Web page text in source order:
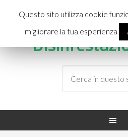
INFO LINE:
Questo sito utilizza cookie
migliorare la tua esperienza.